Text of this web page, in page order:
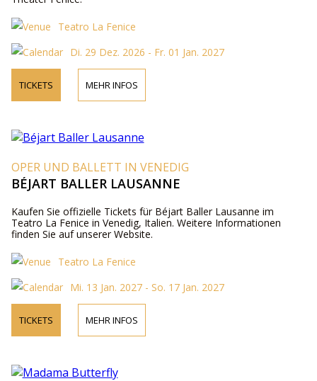
Teatro La Fenice
Di. 29 Dez. 2026 - Fr. 01 Jan. 2027
TICKETS MEHR INFOS
OPER UND BALLETT IN VENEDIG
BÉJART BALLER LAUSANNE
Kaufen Sie offizielle Tickets für Béjart Baller Lausanne im
Teatro La Fenice in Venedig, Italien. Weitere Informationen
finden Sie auf unserer Website.
Teatro La Fenice
Mi. 13 Jan. 2027 - So. 17 Jan. 2027
TICKETS MEHR INFOS